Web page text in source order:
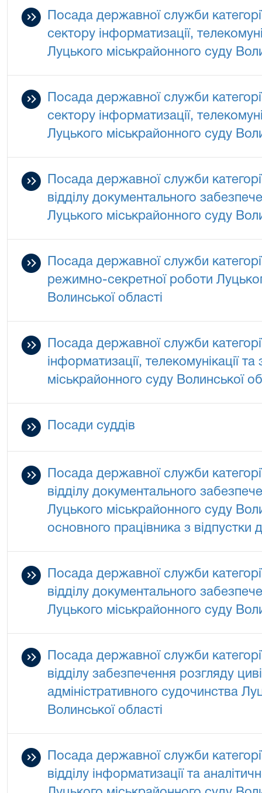
Посада державної служби
сектору інформатизації,
Луцького міськрайонного суду
Посада державної служби
сектору інформатизації,
Луцького міськрайонного суду
Посада державної служби
відділу документального
Луцького міськрайонного суду
Посада державної служби
режимно-секретної роботи
Волинської області
Посада державної служби
інформатизації, телекомунікації
міськрайонного суду Волинської
Посади суддів
Посада державної служби
відділу документального
Луцького міськрайонного суду
основного працівника з відпустки
Посада державної служби
відділу документального
Луцького міськрайонного суду
Посада державної служби
відділу забезпечення розгляду
адміністративного судочинства
Волинської області
Посада державної служби
відділу інформатизації та